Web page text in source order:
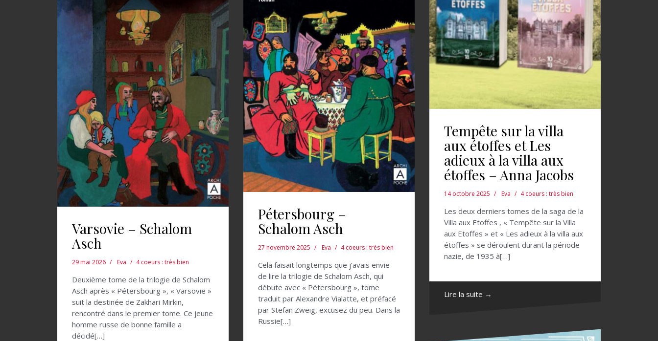
Varsovie – Schalom
Asch
29 mai 2026 Eva 4 coeurs : très bien
Deuxième tome de la trilogie de Schalom
Asch après « Pétersbourg », « Varsovie »
suit la destinée de Zakhari Mirkin,
rencontré dans le premier tome. Ce jeune
homme russe de bonne famille a
décidé[…]
Pétersbourg –
Schalom Asch
27 novembre 2025 Eva 4 coeurs : très bien
Cela faisait longtemps que j’avais envie
de lire la trilogie de Schalom Asch, qui
débute avec « Pétersbourg », tome
traduit par Alexandre Vialatte, et préfacé
par Stefan Zweig, excusez du peu. Dans la
Russie[…]
Tempête sur la villa
aux étoffes et Les
adieux à la villa aux
étoffes – Anna Jacobs
14 octobre 2025 Eva 4 coeurs : très bien
Les deux derniers tomes de la saga de la
Villa aux Etoffes , « Tempête sur la Villa
aux Etoffes » et « Les adieux à la villa aux
étoffes » se déroulent durant la période
nazie, de 1935 à[…]
Lire la suite →